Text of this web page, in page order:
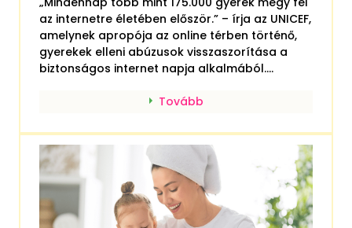
NEVELÉS, FEJLESZTÉS SZÓRAKOZÁS
„Mindennap több mint 175.000 gyerek megy fel
az internetre életében először.” – írja az UNICEF,
amelynek apropója az online térben történő,
biztonságos internet napja alkalmából....
Tovább